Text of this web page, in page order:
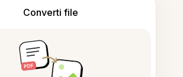
Converti file